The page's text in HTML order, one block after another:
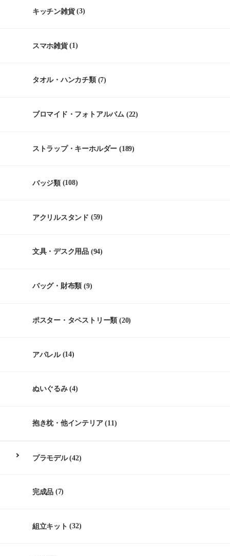
キッチン雑貨(3)
スマホ雑貨(1)
タオル・ハンカチ類(7)
ブロマイド・フォトアルバム (22)
ストラップ・キーホルダー (189)
バッジ類(108)
アクリルスタンド (59)
文具・デスク用品 (94)
バッグ・財布類 (9)
ポスター・タペストリー類 (20)
アパレル(14)
ぬいぐるみ(4)
抱き枕・他インテリア(11)
プラモデル(42)
完成品 (7)
組立キット (32)